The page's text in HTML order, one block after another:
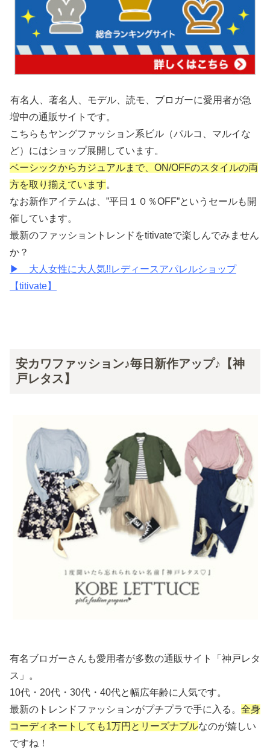
有名人、著名人、モデル、読モ、ブロガーに愛用者が急
増中の通販サイトです。
こちらもヤングファッション系ビル（パルコ、マルイな
ど）にはショップ展開しています。
ベーシックからカジュアルまで、 ON/OFFのスタイルの両
方を取り揃えています。
なお新作アイテムは、”平日１０％OFF”というセールも開
催しています。
最新のファッショントレンドをtitivateで楽しんでみません
か？
▶ 大人女性に大人気!!レディースアパレルショップ
【titivate】
安カワファッション♪毎日新作アップ♪【神
戸レタス】
有名ブロガーさんも愛用者が多数の通販サイト「神戸レタ
ス」。
10代・20代・30代・40代と幅広年齢に人気です。
最新のトレンドファッションがプチプラで手に入る。 全身
コーディネートしても1万円とリーズナブルなのが嬉しい
ですね！